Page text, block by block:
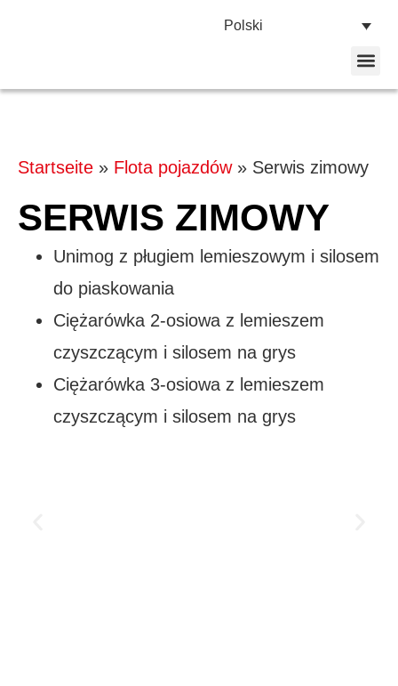
Polski
Startseite » Flota pojazdów» Serwis zimowy
SERWIS ZIMOWY
Unimog z pługiem lemieszowym i silosem
do piaskowania
Ciężarówka 2-osiowa z lemieszem
czyszczącym i silosem na grys
Ciężarówka 3-osiowa z lemieszem
czyszczącym i silosem na grys